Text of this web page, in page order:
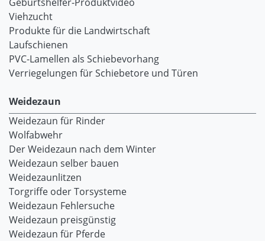
Viehzucht
Produkte für die Landwirtschaft
Laufschienen
PVC-Lamellen als Schiebevorhang
Verriegelungen für Schiebetore und Türen
Weidezaun
Weidezaun für Rinder
Wolfabwehr
Der Weidezaun nach dem Winter
Weidezaun selber bauen
Weidezaunlitzen
Torgriffe oder Torsysteme
Weidezaun Fehlersuche
Weidezaun preisgünstig
Weidezaun für Pferde